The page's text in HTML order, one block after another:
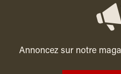
Annoncez sur notre